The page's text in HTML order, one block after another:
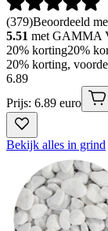
(379)Beoordeeld
5.51 met GAMMA
20% korting20%
20% korting,
6.89
Prijs: 6.89 euro
Bekijk alles in grind